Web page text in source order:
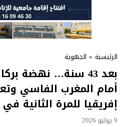
الرئيسية » الجهوية
بعد 43 سنة… نهضة
أمام المغرب الفاسي
إفريقيا للمرة الثانية
9 يوليو 2026